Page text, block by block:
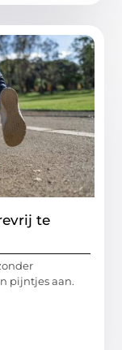
te
pijntjes aan.